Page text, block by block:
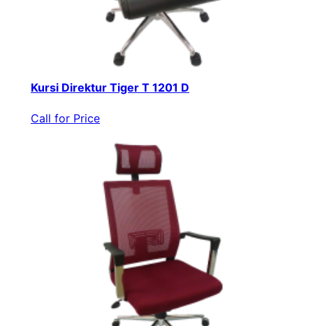
Kursi Direktur Tiger T 1201 D
Call for Price